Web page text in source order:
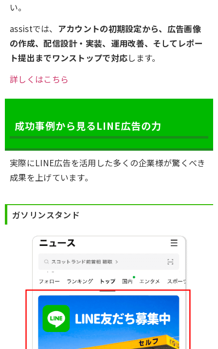
い。
assistでは、 アカウントの初期設定から、広告画像
の作成、配信設計・実装、運用改善、そしてレポー
ト提出までワンストップで対応します。
詳しくはこちら
成功事例から見るLINE広告の力
実際にLINE広告を活用した多くの企業様が驚くべき
成果を上げています。
ガソリンスタンド